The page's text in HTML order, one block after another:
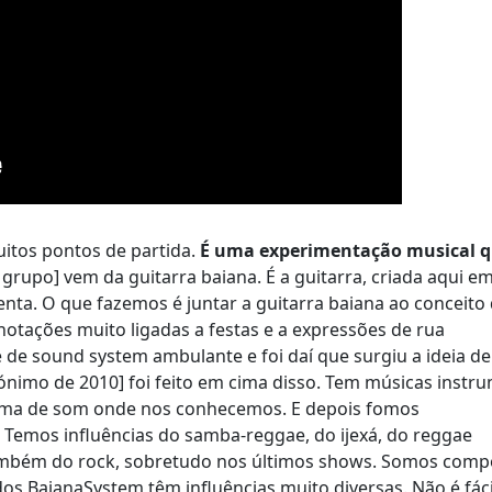
pontos de partida. É uma experimentação musical
vem da guitarra baiana. É a guitarra, criada aqui
O que fazemos é juntar a guitarra baiana ao conceito
muito ligadas a festas e a expressões de rua
sound system ambulante e foi daí que surgiu a ideia de
de 2010] foi feito em cima disso. Tem músicas
de som onde nos conhecemos. E depois fomos
influências do samba-reggae, do ijexá, do reggae
do rock, sobretudo nos últimos shows. Somos